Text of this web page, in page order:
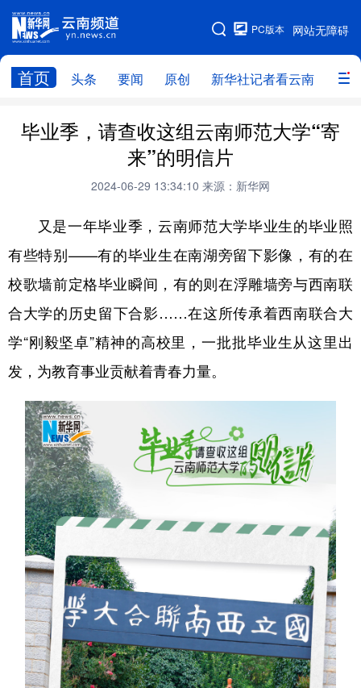
网站无障碍
PC版本
首页 头条 要闻 原创 新华社记者看云南 政务
网站地图
头条 云南要闻 本网原创
政务
云南省领导报道集
教育
州市
社会
图片
经济 服务 云南故事
云南青年说 趣看文物
毕业季，请查收这组云南师范大学“寄
来”的明信片
2024-06-29 13:34:10 来源：新华网
又是一年毕业季，云南师范大学毕业生的毕业照
有些特别——有的毕业生在南湖旁留下影像，有的在
校歌墙前定格毕业瞬间，有的则在浮雕墙旁与西南联
合大学的历史留下合影……在这所传承着西南联合大
学“刚毅坚卓”精神的高校里，一批批毕业生从这里出
发，为教育事业贡献着青春力量。